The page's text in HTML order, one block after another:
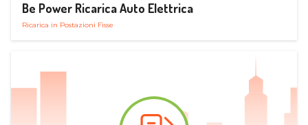
Be Power Ricarica Auto Elettrica
Ricarica in Postazioni Fisse